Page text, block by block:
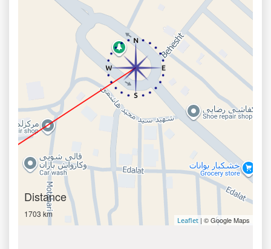
Distance
1703 km
Leaflet | © Google Maps